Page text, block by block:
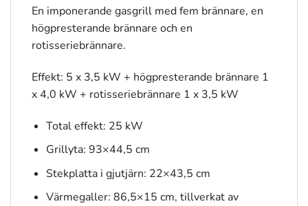
En imponerande gasgrill med fem brännare, en
högpresterande brännare och en
rotisseriebrännare.
Effekt: 5 x 3,5 kW + högpresterande brännare 1
x 4,0 kW + rotisseriebrännare 1 x 3,5 kW
Total effekt: 25 kW
Grillyta: 93×44,5 cm
Stekplatta i gjutjärn: 22×43,5 cm
Värmegaller: 86,5×15 cm, tillverkat av